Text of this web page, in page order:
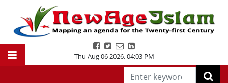
Thu Aug 06 2026,04:03 PM